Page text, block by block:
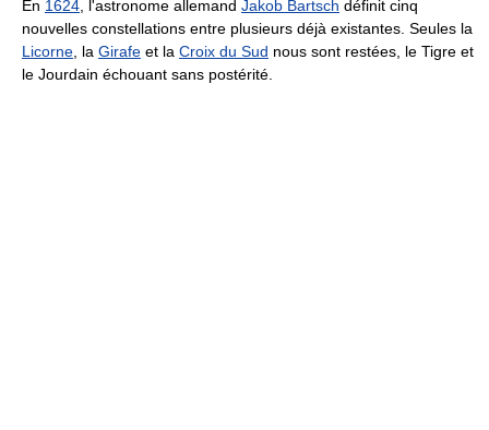
En 1624 , l'astronome allemand Jakob Bartsch définit cinq
nouvelles constellations entre plusieurs déjà existantes. Seules la
Licorne , la Girafe et la Croix du Sud nous sont restées, le Tigre et
le Jourdain échouant sans postérité.